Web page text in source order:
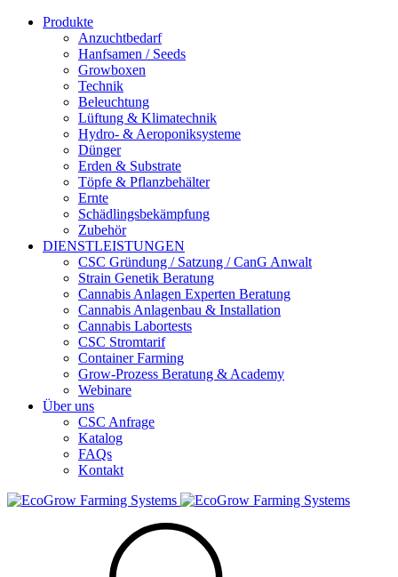
Produkte
Anzuchtbedarf
Hanfsamen / Seeds
Growboxen
Technik
Beleuchtung
Lüftung & Klimatechnik
Hydro- & Aeroponiksysteme
Dünger
Erden & Substrate
Töpfe & Pflanzbehälter
Ernte
Schädlingsbekämpfung
Zubehör
DIENSTLEISTUNGEN
CSC Gründung / Satzung / CanG Anwalt
Strain Genetik Beratung
Cannabis Anlagen Experten Beratung
Cannabis Anlagenbau & Installation
Cannabis Labortests
CSC Stromtarif
Container Farming
Grow-Prozess Beratung & Academy
Webinare
Über uns
CSC Anfrage
Katalog
FAQs
Kontakt